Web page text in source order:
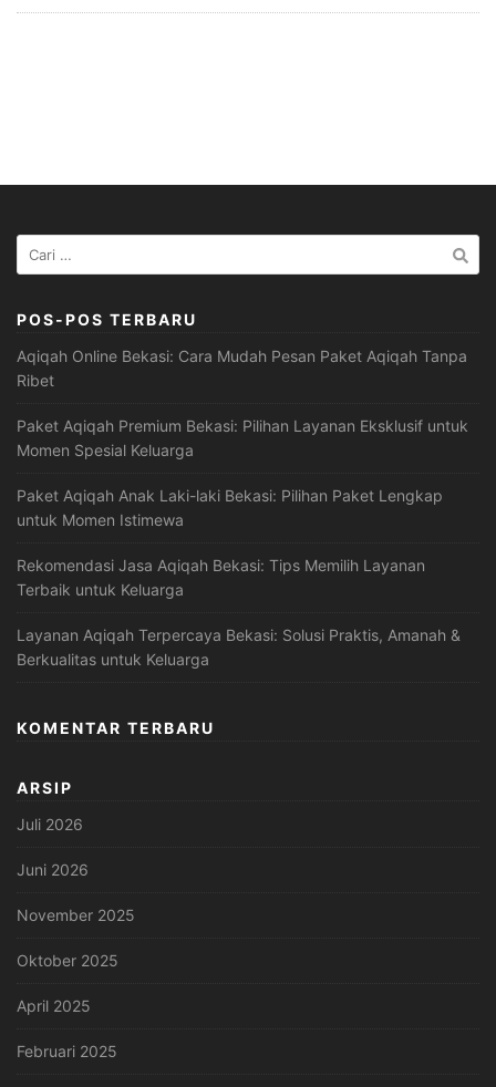
Cari
untuk:
POS-POS TERBARU
Aqiqah Online Bekasi: Cara Mudah Pesan Paket Aqiqah Tanpa
Ribet
Paket Aqiqah Premium Bekasi: Pilihan Layanan Eksklusif untuk
Momen Spesial Keluarga
Paket Aqiqah Anak Laki-laki Bekasi: Pilihan Paket Lengkap
untuk Momen Istimewa
Rekomendasi Jasa Aqiqah Bekasi: Tips Memilih Layanan
Terbaik untuk Keluarga
Layanan Aqiqah Terpercaya Bekasi: Solusi Praktis, Amanah &
Berkualitas untuk Keluarga
KOMENTAR TERBARU
ARSIP
Juli 2026
Juni 2026
November 2025
Oktober 2025
April 2025
Februari 2025